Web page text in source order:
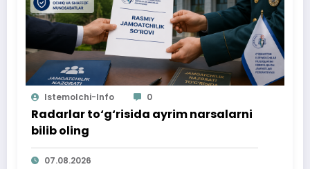
Istemolchi-Info 0
Radarlar to‘g‘risida ayrim narsalarni
bilib oling
07.08.2026